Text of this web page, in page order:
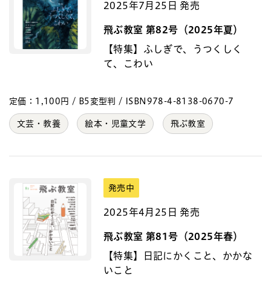
2025年7月25日 発売
飛ぶ教室 第82号（2025年夏）
【特集】ふしぎで、うつくしく
て、こわい
定価：1,100円 / B5変型判 / ISBN978-4-8138-0670-7
文芸・教養 絵本・児童文学 飛ぶ教室
発売中
2025年4月25日 発売
飛ぶ教室 第81号（2025年春）
【特集】日記にかくこと、かかな
いこと